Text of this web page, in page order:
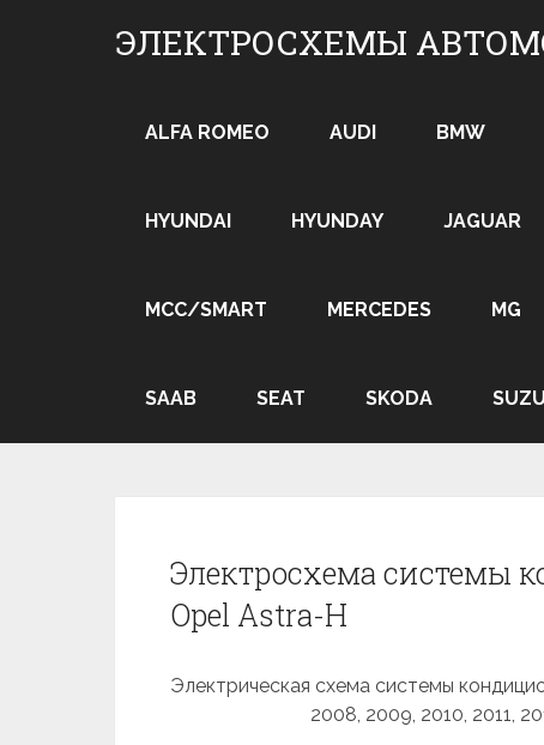
ЭЛЕКТРОСХЕМЫ
ALFA ROMEO AUDI BMW
HYUNDAI HYUNDAY JAGUAR
MCC/SMART MERCEDES MG
SAAB SEAT SKODA
Электросхема системы
Opel Astra-H
Электрическая схема системы
2008, 2009, 2010, 2011,